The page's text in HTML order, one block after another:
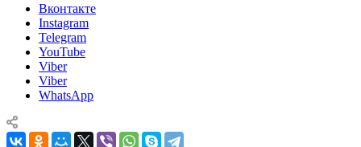
Вконтакте
Instagram
Telegram
YouTube
Viber
Viber
WhatsApp